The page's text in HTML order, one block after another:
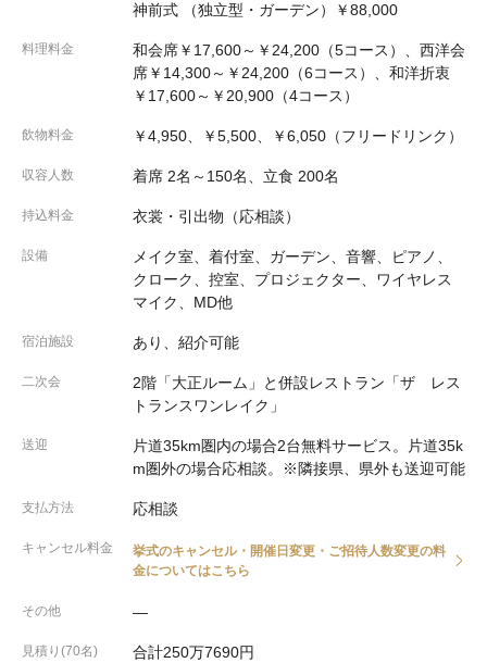
神前式 （独立型・ガーデン）￥88,000
料理料金
和会席￥17,600～￥24,200（5コース）、西洋会
席￥14,300～￥24,200（6コース）、和洋折衷
￥17,600～￥20,900（4コース）
飲物料金 ￥4,950、￥5,500、￥6,050（フリードリンク）
収容人数 着席 2名～150名、立食 200名
持込料金 衣裳・引出物（応相談）
設備
メイク室、着付室、ガーデン、音響、ピアノ、
クローク、控室、プロジェクター、ワイヤレス
マイク、MD他
宿泊施設 あり、紹介可能
二次会
2階「大正ルーム」と併設レストラン「ザ レス
トランスワンレイク」
送迎
片道35km圏内の場合2台無料サービス。片道35k
m圏外の場合応相談。※隣接県、県外も送迎可能
支払方法 応相談
キャンセル料金
挙式のキャンセル・開催日変更・ご招待人数変更の料
金についてはこちら
その他 ―
見積り(70名) 合計250万7690円